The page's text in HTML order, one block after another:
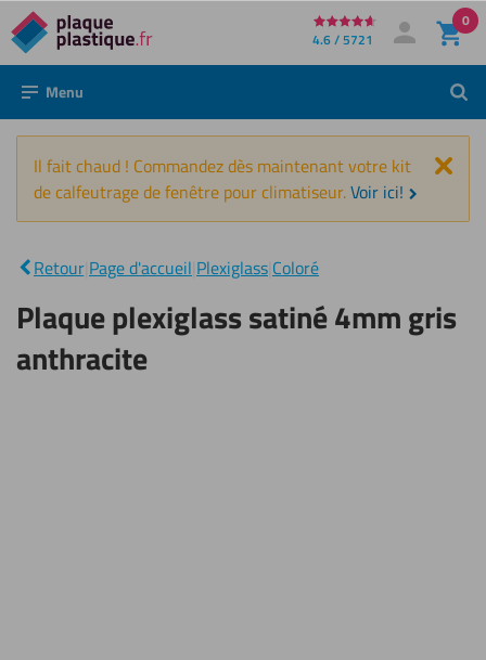
Directement
au
contenu
4.6 / 5721 Mon compte
Se connecter
0
Menu
Il fait chaud ! Commandez dès maintenant votre kit
de calfeutrage de fenêtre pour climatiseur.Voir ici!
Retour Page d'accueil Plexiglass Coloré
satiné
4mm gris
anthracite
Plaque plexiglass satiné 4mm gris
anthracite